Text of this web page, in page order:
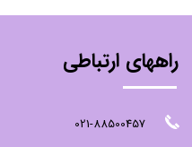
راههای ارتباطی
021-88500457